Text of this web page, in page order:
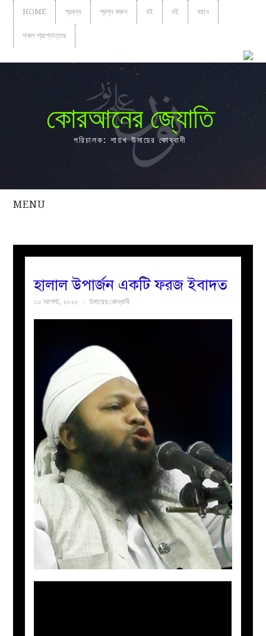
HOME প্রবন্ধ প্রশ্ন করুন বই বই বয়ান
সকল প্রশ্নোত্তর
কোরআনের জ্যোতি
পরিচালক: শায়খ উমায়ের কোব্বাদী
MENU
সকল
বয়ান
ইসলাহী
মজলিস
প্রশ্ন
করুন
হালাল উপার্জন একটি ফরজ ইবাদত
১০ আগস্ট, ২০২০ উমায়ের কোব্বাদী